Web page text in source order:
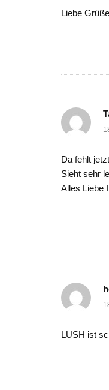
Liebe Grüße
Da fehlt
Sieht sehr
Alles Liebe
LUSH ist